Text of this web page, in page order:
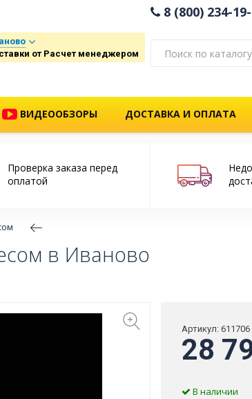
8 (800) 234-
от Расчет менеджером
ВИДЕООБЗОРЫ ДОСТАВКА И ОПЛАТА
Проверка заказа перед
оплатой
в Иваново
Артикул: 611706
28
В наличии